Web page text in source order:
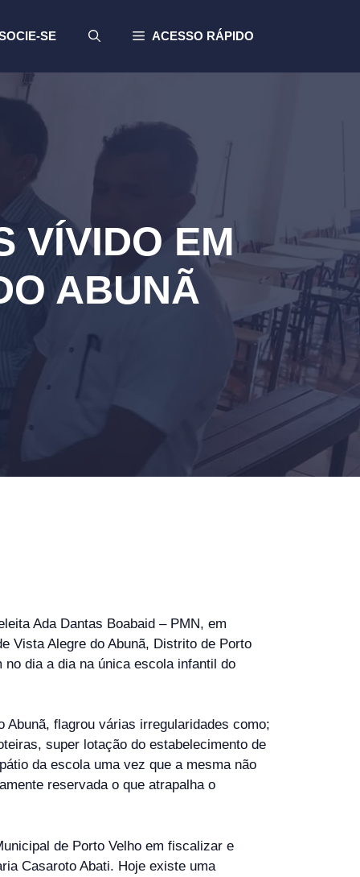
SE ACESSO RÁPIDO
VÍVIDO EM
ABUNÃ
Ada Dantas Boabaid – PMN, em
Vista Alegre do Abunã, Distrito de Porto
dia a dia na única escola infantil do
Abunã, flagrou várias irregularidades como;
super lotação do estabelecimento de
da escola uma vez que a mesma não
reservada o que atrapalha o
de Porto Velho em fiscalizar e
Casaroto Abati. Hoje existe uma